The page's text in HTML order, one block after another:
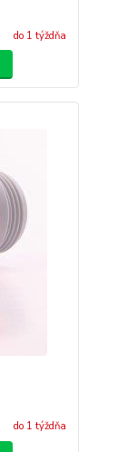
do 1 týždňa
do 1 týždňa